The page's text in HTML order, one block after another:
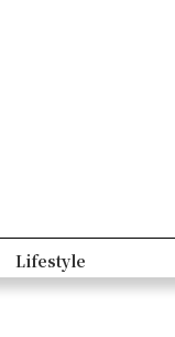
Lifestyle